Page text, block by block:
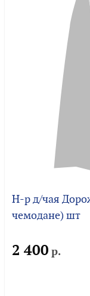
Н-р д/чая
чемодане) шт
2 400 р.